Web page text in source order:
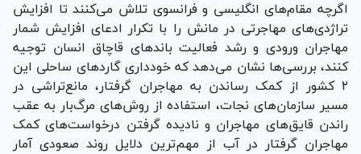
اگرچه مقام‌های انگلیسی و فرانسوی تلاش می‌کنند تا افزایش
تراژدی‌های مهاجرتی در مانش را با تکرار ادعای افزایش شمار
مهاجران ورودی و رشد فعالیت باند‌های قاچاق انسان توجیه
کنند، بررسی‌ها نشان می‌دهد که خودداری گارد‌های ساحلی این
۲ کشور از کمک رساندن به مهاجران گرفتار، مانع‌تراشی در
مسیر سازمان‌های نجات، استفاده از روش‌های مرگ‌بار به عقب
راندن قایق‌های مهاجران و نادیده گرفتن درخواست‌های کمک
مهاجران گرفتار در آب از مهم‌ترین دلایل روند صعودی آمار